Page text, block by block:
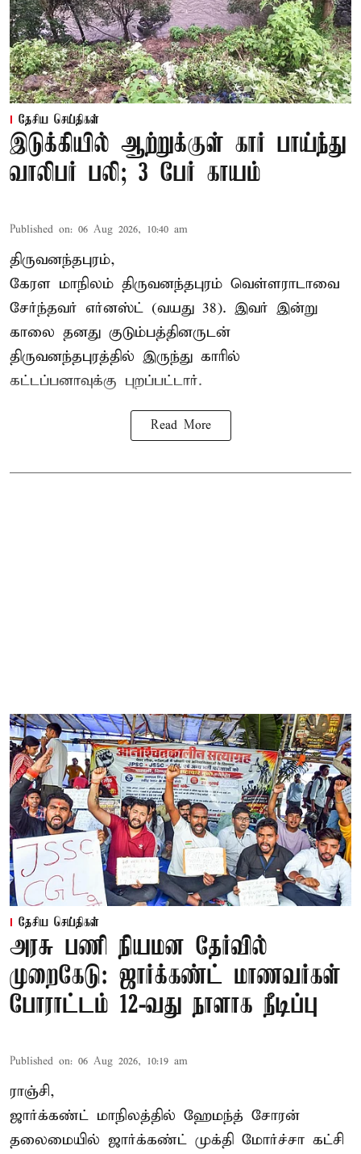
தேசிய செய்திகள்
இடுக்கியில் ஆற்றுக்குள் கார் பாய்ந்து
வாலிபர் பலி; 3 பேர் காயம்
Published on: 06 Aug 2026, 10:40 am
திருவனந்தபுரம்,
கேரள மாநிலம் திருவனந்தபுரம் வெள்ளராடாவை
சேர்ந்தவர் எர்னஸ்ட் (வயது 38). இவர் இன்று
காலை தனது குடும்பத்தினருடன்
திருவனந்தபுரத்தில் இருந்து காரில்
கட்டப்பனாவுக்கு புறப்பட்டார்.
Read More
தேசிய செய்திகள்
அரசு பணி நியமன தேர்வில்
முறைகேடு: ஜார்க்கண்ட் மாணவர்கள்
போராட்டம் 12-வது நாளாக நீடிப்பு
Published on: 06 Aug 2026, 10:19 am
ராஞ்சி,
ஜார்க்கண்ட் மாநிலத்தில் ஹேமந்த் சோரன்
தலைமையில் ஜார்க்கண்ட் முக்தி மோர்ச்சா கட்சி